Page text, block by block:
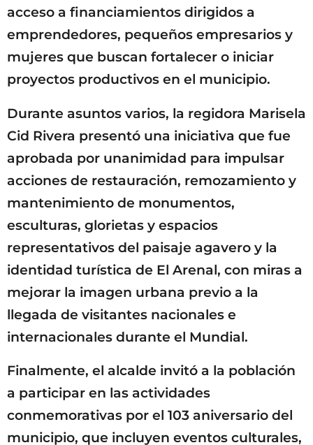
acceso a financiamientos dirigidos a
emprendedores, pequeños empresarios y
mujeres que buscan fortalecer o iniciar
proyectos productivos en el municipio.
Durante asuntos varios, la regidora Marisela
Cid Rivera presentó una iniciativa que fue
aprobada por unanimidad para impulsar
acciones de restauración, remozamiento y
mantenimiento de monumentos,
esculturas, glorietas y espacios
representativos del paisaje agavero y la
identidad turística de El Arenal, con miras a
mejorar la imagen urbana previo a la
llegada de visitantes nacionales e
internacionales durante el Mundial.
Finalmente, el alcalde invitó a la población
a participar en las actividades
conmemorativas por el 103 aniversario del
municipio, que incluyen eventos culturales,